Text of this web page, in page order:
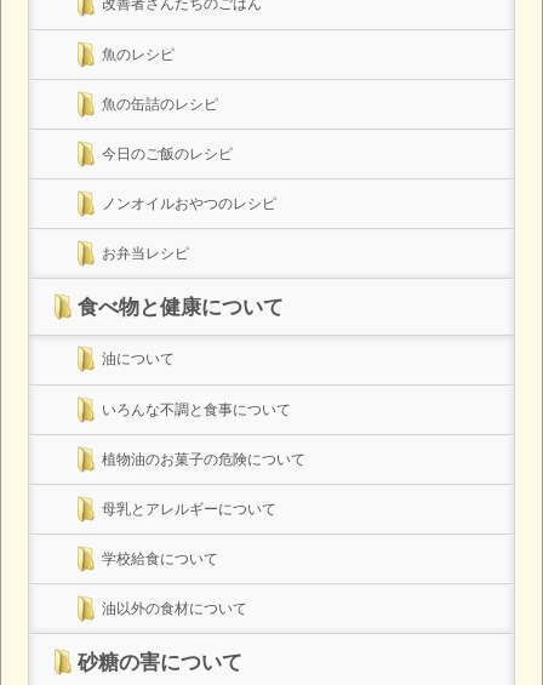
改善者さんたちのごはん
魚のレシピ
魚の缶詰のレシピ
今日のご飯のレシピ
ノンオイルおやつのレシピ
お弁当レシピ
食べ物と健康について
油について
いろんな不調と食事について
植物油のお菓子の危険について
母乳とアレルギーについて
学校給食について
油以外の食材について
砂糖の害について